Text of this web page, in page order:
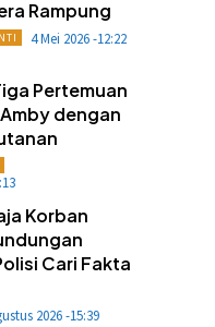
Rampung
4 Mei 2026 -12:22
Pertemuan
dengan
Korban
Cari Fakta
2026 -15:39